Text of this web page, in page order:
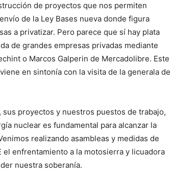
de proyectos que nos permiten
de la Ley Bases nueva donde figura
a privatizar. Pero parece que sí hay plata
de grandes empresas privadas mediante
o Marcos Galperin de Mercadolibre. Este
en sintonía con la visita de la generala de
proyectos y nuestros puestos de trabajo,
nuclear es fundamental para alcanzar la
realizando asambleas y medidas de
enfrentamiento a la motosierra y licuadora
nuestra soberanía.